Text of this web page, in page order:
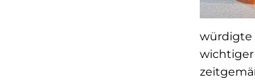
würdigte
wichtiger